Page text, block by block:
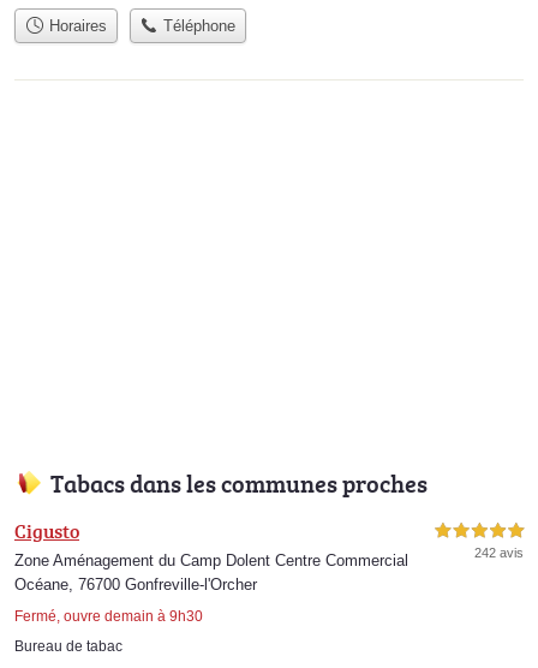
Horaires Téléphone
Tabacs dans les communes proches
Cigusto
Zone Aménagement du Camp Dolent Centre Commercial
Océane, 76700 Gonfreville-l'Orcher
Fermé, ouvre demain à 9h30
5,0 étoiles sur 5
242 avis
Bureau de tabac